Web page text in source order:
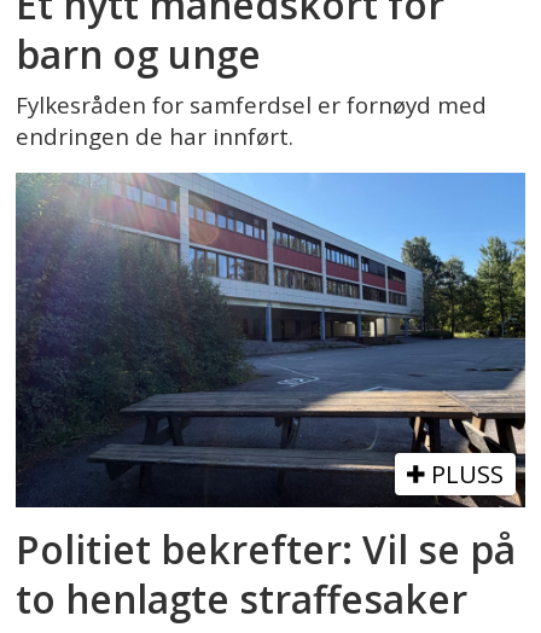
barn og unge
Fylkesråden for samferdsel er fornøyd med
endringen de har innført.
PLUSS
Politiet bekrefter: Vil se på
to henlagte straffesaker